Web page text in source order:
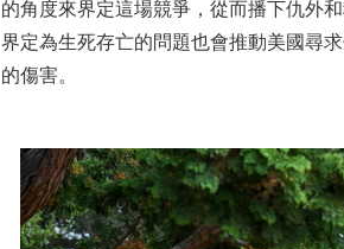
的角度來界定這場競爭，從而播下仇外
界定為生死存亡的問題也會推動美國尋
的傷害。